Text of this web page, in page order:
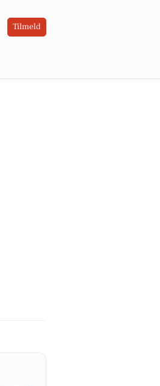
Tilmeld